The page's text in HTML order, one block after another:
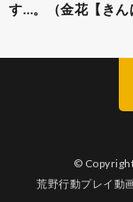
す…。（金花【きん
©
荒野行動プレイ動